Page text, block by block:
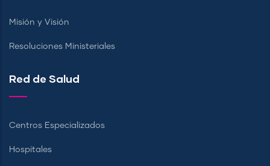
Misión y Visión
Resoluciones Ministeriales
Red de Salud
Centros Especializados
Hospitales